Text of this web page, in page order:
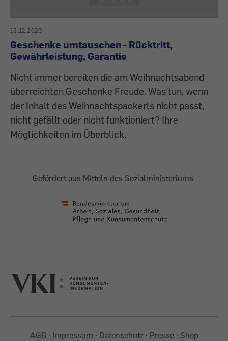
15.12.2020
Geschenke umtauschen - Rücktritt,
Gewährleistung, Garantie
Nicht immer bereiten die am Weihnachtsabend
überreichten Geschenke Freude. Was tun, wenn
der Inhalt des Weihnachtspackerls nicht passt,
nicht gefällt oder nicht funktioniert? Ihre
Möglichkeiten im Überblick.
Gefördert aus Mitteln des Sozialministeriums
AGB Impressum Datenschutz Presse Shop